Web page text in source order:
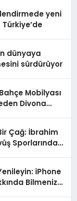
yeni
dünyaya
sürdürüyor
Mobilyası
Divona
Çağ: İbrahim
Sporlarında
iPhone
Bilmeniz